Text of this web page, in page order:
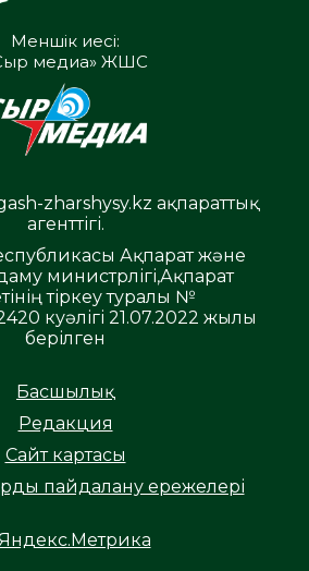
Меншік иесі:
медиа» ЖШС
zharshysy.kz ақпараттық
агенттігі.
Ақпарат және
министрлігі,Ақпарат
тіркеу туралы №
куәлігі 21.07.2022 жылы
берілген
Басшылық
Редакция
Сайт картасы
пайдалану ережелері